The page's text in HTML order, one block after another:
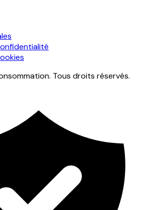
Tous droits réservés.